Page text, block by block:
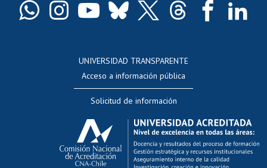
Docentes
Evaluación docente
Calificación académica
Postulación al AUCAI
Funcionarias/os
UNIVERSIDAD TRANSPARENTE
Acceso a información pública
Solicitud de información